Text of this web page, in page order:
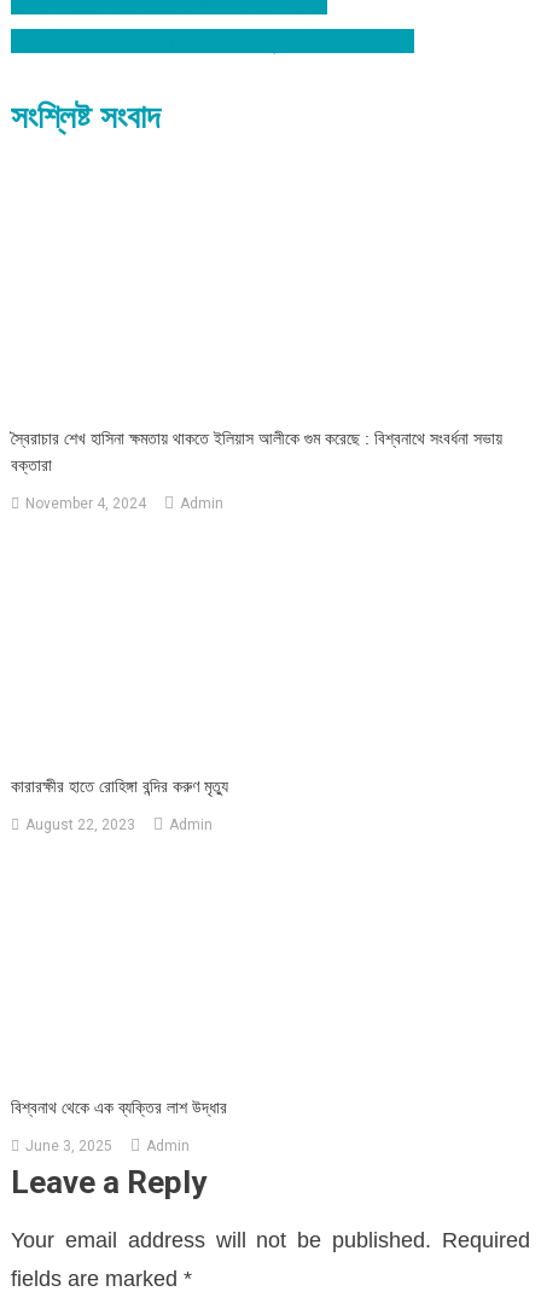
Post
সংশ্লিষ্ট সংবাদ
স্বৈরাচার শেখ হাসিনা ক্ষমতায় থাকতে ইলিয়াস আলীকে গুম করেছে : বিশ্বনাথে সংবর্ধনা সভায়
বক্তারা
November 4, 2024 Admin
কারারক্ষীর হাতে রোহিঙ্গা বন্দির করুণ মৃত্যু
August 22, 2023 Admin
বিশ্বনাথ থেকে এক ব্যক্তির লাশ উদ্ধার
June 3, 2025 Admin
Leave a Reply
Your email address will not be published. Required
fields are marked *